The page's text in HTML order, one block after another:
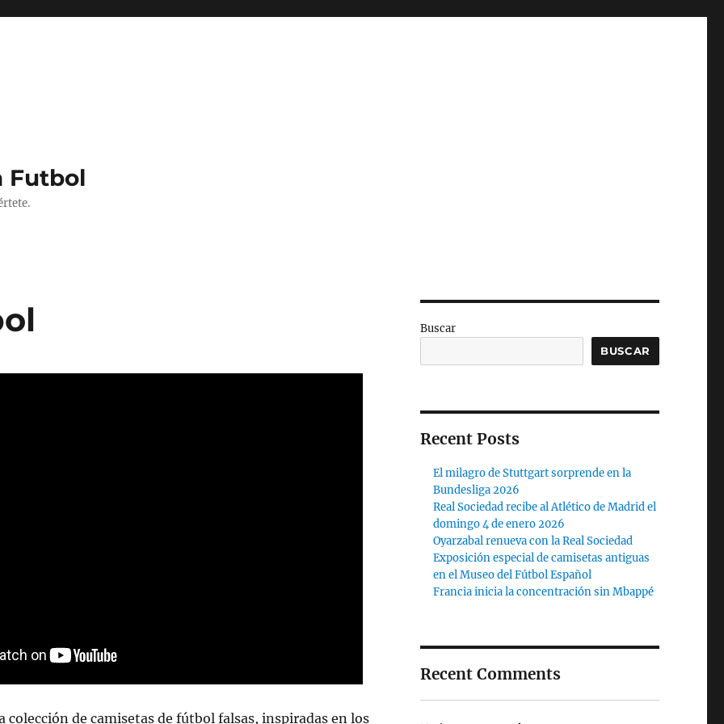
Futbol
colección de camisetas de fútbol falsas, inspiradas en los
Buscar
BUSCAR
Recent Posts
El milagro de Stuttgart sorprende en la
Bundesliga 2026
Real Sociedad recibe al Atlético de Madrid el
domingo 4 de enero 2026
Oyarzabal renueva con la Real Sociedad
Exposición especial de camisetas antiguas
en el Museo del Fútbol Español
Francia inicia la concentración sin Mbappé
Recent Comments